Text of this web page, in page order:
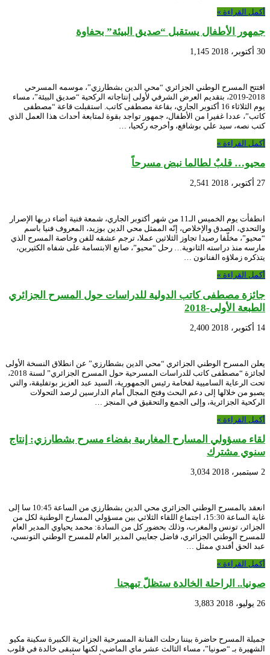
أكمل القراءة »
جمهور الأطفال يستقبل “صديق البيئة” بحفاوة
30 أكتوبر، 2018 1,145
افتتح المسرح الوطني الجزائري “محي الدين بشطارزي”، موسمه المسرحي
2018-2019، بتقديم العرض الشرفي لأولى إنتاجاته الركحية “صديق البيئة”، مساء
يوم الثلاثاء 16 أكتوبر الجاري، بقاعة مصطفى كاتب. استقبلت قاعة “مصطفى
كاتب”، عددا غفيرا من الأطفال، جمهور تواجد بقوة لمتابعة أحداث هذا العمل الذي
كتب نصه، سيد علي بوشافع، وأخرجه ركحيا، …
أكمل القراءة »
محيو… قلبٌ لطالما نبض مسرحاً
27 أكتوبر، 2018 2,541
انطفأت يوم الخميس الـ11 من شهر أكتوبر الجاري، شمعة فنية أضاء دربها الإصرار
والتحدي، الصدق والإخلاص، إنّه الممثل محي الدين بوزيد، المعروف فنيا باسم
“محيو”، مخلّفا رصيدا تجاوز الثلاثين عملا، ترجم عشقه للفن وخاصة المسرح الذي
مارسه منذ دراسته الثانوية… رحل “محيو”، صانع الابتسامة على شفاه الكثيرين،
يتذكره زملاؤه الفنانون …
أكمل القراءة »
جائزة مصطفى كاتب الدولية للدراسات حول المسرح الجزائري
الطبعة الأولى-2018
14 أكتوبر، 2018 2,400
يعلن المسرح الوطني الجزائري “محي الدين بشطارزي” عن انطلاق النسخة الأولى
لجائزة “مصطفى كاتب للدراسات المسرحية حول المسرح الجزائري” لسنة 2018،
تحت الرعاية الساميية لفخامة رئيس الجمهورية، السيد عبد العزيز بوتفليقة، والتي
يصبو من خلالها إلى دعم البحث وفتح المجال أمام الدارسين لرصد التحولات
الركحية الجزائرية، وإلى الجمع والتحقيق في المنجز …
أكمل القراءة »
لقاء مسؤولي المسارح المغاربية بفضاء مسرح بشطارزي: إنتاج
سنوي مشترك
2 سبتمبر، 2018 3,034
انعقد بالمسرح الوطني الجزائري محي الدين بشطارزي من الساعة 10:45 سا إلى
غاية الساعة 15:30، اجتماع اللقاء الثلاثي بين مسؤولي المسارح الوطنية لكل من
الجزائر، تونس والمغرب، وذلك بحضور كل من السادة: محمد يحياوي المدير العام
للمسرح الوطني الجزائري، فاضل جعايبي المدير العام للمسرح الوطني التونسي،
عبد الحق أفندي ممثل …
أكمل القراءة »
صونيا.. الراحلة الخالدة ستظلّ تبهجنا
26 يوليو، 2018 3,883
جميلة المسرح حاضرة بيننا رحلت الفنانة المسرحية الجزائرية الكبيرة سكينة مكيو
الشهيرة بـ “صونيا”، مساء الثالث عشر ماي الماضي، لكنها ستبقى خالدة في قلوب